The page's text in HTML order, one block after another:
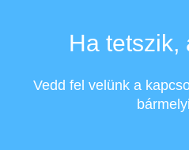
Ha tetszik,
Vedd fel velünk a